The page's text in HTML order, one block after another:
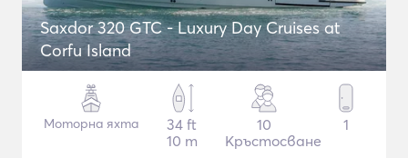
Saxdor 320 GTC - Luxury Day Cruises at
Corfu Island
Моторна яхта
34 ft
10 m
10
Кръстосване
1